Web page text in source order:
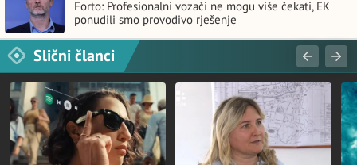
Forto: Profesionalni vozači ne mogu više čekati, EK
ponudili smo provodivo rješenje
Slični članci